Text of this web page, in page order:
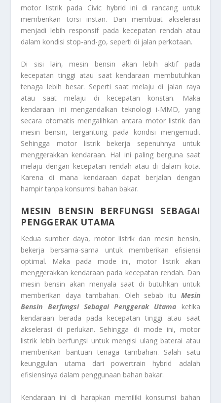
motor listrik pada Civic hybrid ini di rancang untuk
memberikan torsi instan. Dan membuat akselerasi
menjadi lebih responsif pada kecepatan rendah atau
dalam kondisi stop-and-go, seperti di jalan perkotaan.
Di sisi lain, mesin bensin akan lebih aktif pada
kecepatan tinggi atau saat kendaraan membutuhkan
tenaga lebih besar. Seperti saat melaju di jalan raya
atau saat melaju di kecepatan konstan. Maka
kendaraan ini mengandalkan teknologi i-MMD, yang
secara otomatis mengalihkan antara motor listrik dan
mesin bensin, tergantung pada kondisi mengemudi.
Sehingga motor listrik bekerja sepenuhnya untuk
menggerakkan kendaraan. Hal ini paling berguna saat
melaju dengan kecepatan rendah atau di dalam kota.
Karena di mana kendaraan dapat berjalan dengan
hampir tanpa konsumsi bahan bakar.
MESIN BENSIN BERFUNGSI SEBAGAI
PENGGERAK UTAMA
Kedua sumber daya, motor listrik dan mesin bensin,
bekerja bersama-sama untuk memberikan efisiensi
optimal. Maka pada mode ini, motor listrik akan
menggerakkan kendaraan pada kecepatan rendah. Dan
mesin bensin akan menyala saat di butuhkan untuk
memberikan daya tambahan. Oleh sebab itu Mesin
Bensin Berfungsi Sebagai Penggerak Utama ketika
kendaraan berada pada kecepatan tinggi atau saat
akselerasi di perlukan. Sehingga di mode ini, motor
listrik lebih berfungsi untuk mengisi ulang baterai atau
memberikan bantuan tenaga tambahan. Salah satu
keunggulan utama dari powertrain hybrid adalah
efisiensinya dalam penggunaan bahan bakar.
Kendaraan ini di harapkan memiliki konsumsi bahan